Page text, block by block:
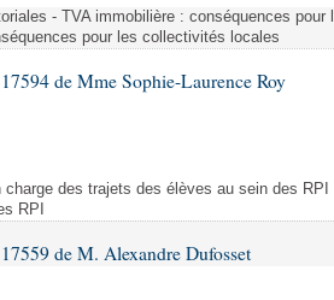
- TVA immobilière : conséquences
pour les collectivités locales
de Mme Sophie-Laurence Roy
charge des trajets des élèves au sein des
RPI
de M. Alexandre Dufosset